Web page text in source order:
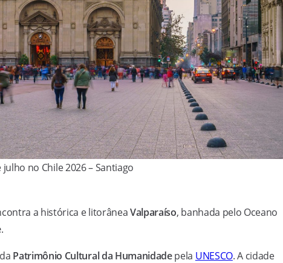
julho no Chile 2026 – Santiago
a histórica e litorâneaValparaíso, banhada pelo Oceano
.
Patrimônio Cultural da Humanidadepela UNESCO. A cidade